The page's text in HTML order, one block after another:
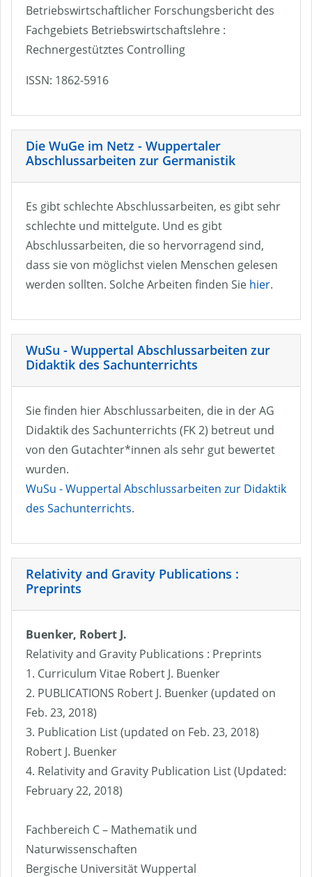
Betriebswirtschaftlicher Forschungsbericht des
Fachgebiets Betriebswirtschaftslehre :
Rechnergestütztes Controlling
ISSN: 1862-5916
Die WuGe im Netz - Wuppertaler
Abschlussarbeiten zur Germanistik
Es gibt schlechte Abschlussarbeiten, es gibt sehr
schlechte und mittelgute. Und es gibt
Abschlussarbeiten, die so hervorragend sind,
dass sie von möglichst vielen Menschen gelesen
werden sollten. Solche Arbeiten finden Sie hier.
WuSu - Wuppertal Abschlussarbeiten zur
Didaktik des Sachunterrichts
Sie finden hier Abschlussarbeiten, die in der AG
Didaktik des Sachunterrichts (FK 2) betreut und
von den Gutachter*innen als sehr gut bewertet
wurden.
WuSu - Wuppertal Abschlussarbeiten zur Didaktik
des Sachunterrichts.
Relativity and Gravity Publications :
Preprints
Buenker, Robert J.
Relativity and Gravity Publications : Preprints
1. Curriculum Vitae Robert J. Buenker
2. PUBLICATIONS Robert J. Buenker (updated on
Feb. 23, 2018)
3. Publication List (updated on Feb. 23, 2018)
Robert J. Buenker
4. Relativity and Gravity Publication List (Updated:
February 22, 2018)
Fachbereich C – Mathematik und
Naturwissenschaften
Bergische Universität Wuppertal